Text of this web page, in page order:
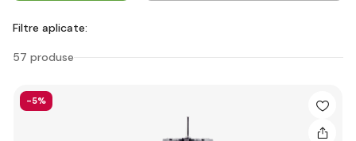
Filtre aplicate:
57 produse
-5%